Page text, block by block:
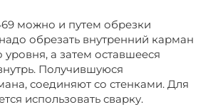
можно и путем обрезки
обрезать внутренний карман
а затем оставшееся
Получившуюся
соединяют со стенками. Для
использовать сварку.